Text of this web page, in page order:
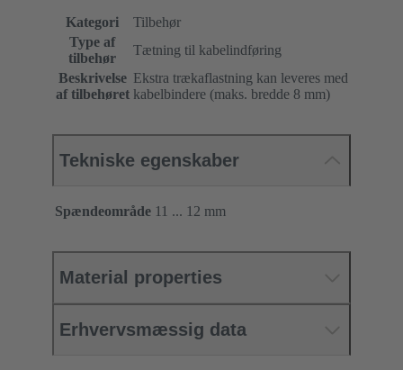
Kategori
Tilbehør
Type af
tilbehør
Tætning til kabelindføring
Beskrivelse
af tilbehøret
Ekstra trækaflastning kan leveres med
kabelbindere (maks. bredde 8 mm)
Tekniske egenskaber
Spændeområde 11 ... 12 mm
Material properties
Erhvervsmæssig data